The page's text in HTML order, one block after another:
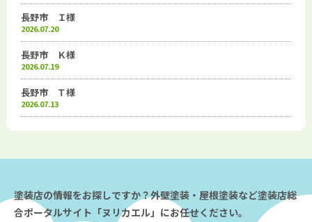
長野市 Ｉ様
2026.07.20
長野市 Ｋ様
2026.07.19
長野市 Ｔ様
2026.07.13
塗装店の情報をお探しですか？外壁塗装・屋根塗装など塗装店総
合ポータルサイト「ヌリカエル」にお任せください。